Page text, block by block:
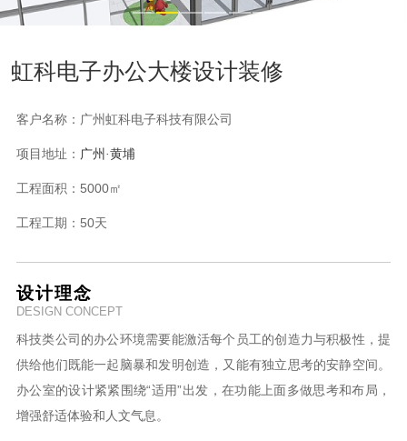
虹科电子办公大楼设计装修
客户名称： 广州虹科电子科技有限公司
项目地址： 广州 ·黄埔
工程面积： 5000㎡
工程工期： 50天
设计理念
DESIGN CONCEPT
科技类公司的办公环境需要能激活每个员工的创造力与积极性，提
供给他们既能一起脑暴和发明创造，又能有独立思考的安静空间。
办公室的设计紧紧围绕“适用”出发，在功能上面多做思考和布局，
增强舒适体验和人文气息。